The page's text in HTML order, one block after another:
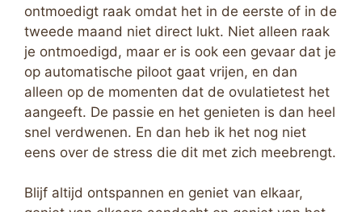
ontmoedigt raak omdat het in de eerste of in de
tweede maand niet direct lukt. Niet alleen raak
je ontmoedigd, maar er is ook een gevaar dat je
op automatische piloot gaat vrijen, en dan
alleen op de momenten dat de ovulatietest het
aangeeft. De passie en het genieten is dan heel
snel verdwenen. En dan heb ik het nog niet
eens over de stress die dit met zich meebrengt.
Blijf altijd ontspannen en geniet van elkaar,